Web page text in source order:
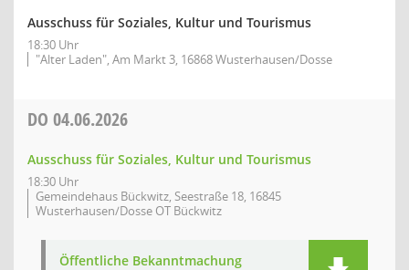
Ausschuss für Soziales, Kultur und Tourismus
18:30 Uhr
"Alter Laden", Am Markt 3, 16868 Wusterhausen/Dosse
DO 04.06.2026
Ausschuss für Soziales, Kultur und Tourismus
18:30 Uhr
Gemeindehaus Bückwitz, Seestraße 18, 16845
Wusterhausen/Dosse OT Bückwitz
Öffentliche Bekanntmachung